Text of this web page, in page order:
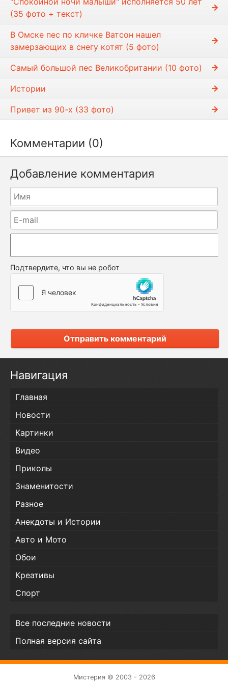
(35 фото + текст)
В Омске пес по кличке Ватсон нашел
замерзающих в снегу котят (5 фото)
Самый большой пес Великобритании (10 фото)
Истории
Привет из 90-х (33 фото)
Комментарии (0)
Добавление комментария
Подтвердите, что вы не робот
Отправить комментарий
Навигация
Главная
Новости
Картинки
Видео
Приколы
Знаменитости
Разное
Анекдоты и Истории
Авто и Мото
Обои
Креативы
Спорт
Все последние новости
Полная версия сайта
Мистерия © 2003 - 2026